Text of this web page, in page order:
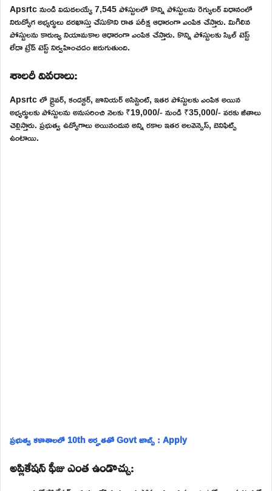
Apsrtc నుండి విడుదలయ్యే 7,545 పోస్టులలో కొన్ని పోస్టులను రెగ్యులర్ విధానంలో
నిరుద్యోగ అభ్యర్థులు దరఖాస్తు చేసుకొని రాత పరీక్ష ఆధారంగా ఎంపిక చేస్తారు. మిగిలిన
పోస్టులను కారుణ్య నియామకాల ఆధారంగా ఎంపిక చేస్తారు. కొన్ని పోస్టులకు స్కిల్ టెస్ట్
లేదా ట్రేడ్ టెస్ట్ నిర్వహించడం జరుగుతుంది.
శాలరీ వివరాలు:
Apsrtc లో డ్రైవర్, కండక్టర్, జూనియర్ అసిస్టెంట్, ఇతర పోస్టులకు ఎంపిక అయిన
అభ్యర్థులకు పోస్టులను అనుసరించి నెలకు ₹19,000/- నుండి ₹35,000/- వరకు జీతాలు
చెల్లిస్తారు. ప్రభుత్వ ఉద్యోగాలు అయినందున అన్ని రకాల ఇతర అలవెన్సెస్, బెనిఫిట్స్
ఉంటాయి.
ప్రభుత్వ కళాశాలలో 10th అర్హతతో Govt జాబ్స్ : Apply
అప్లికేషన్ ఫీజు ఎంత ఉండొచ్చు: